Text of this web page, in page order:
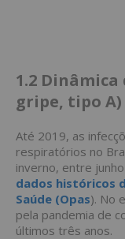
1.2 Dinâmica
gripe, tipo A)
Até 2019, as
respiratórios no
inverno, entre
dados históricos
Saúde (Opas). No
pela pandemia de
últimos três anos.